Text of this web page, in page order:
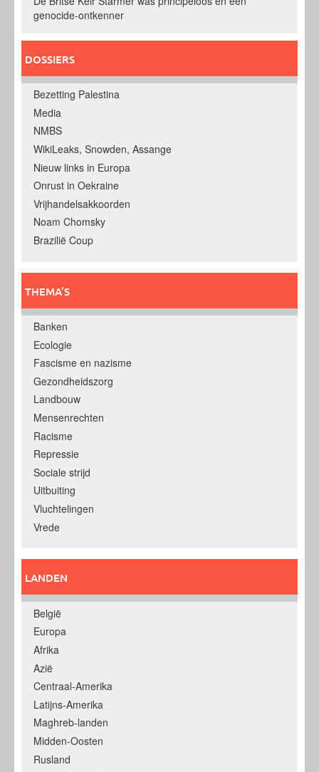
genocide-ontkenner
DOSSIERS
Bezetting Palestina
Media
NMBS
WikiLeaks, Snowden, Assange
Nieuw links in Europa
Onrust in Oekraine
Vrijhandelsakkoorden
Noam Chomsky
Brazilië Coup
THEMA’S
Banken
Ecologie
Fascisme en nazisme
Gezondheidszorg
Landbouw
Mensenrechten
Racisme
Repressie
Sociale strijd
Uitbuiting
Vluchtelingen
Vrede
LANDEN
België
Europa
Afrika
Azië
Centraal-Amerika
Latijns-Amerika
Maghreb-landen
Midden-Oosten
Rusland